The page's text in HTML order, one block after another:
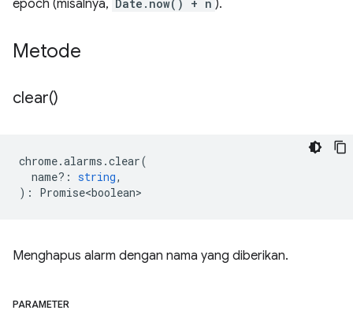
epoch (misalnya, Date.now() + n ).
Metode
clear()
chrome.alarms .clear(
name? : string,
) : Promise<boolean>
Menghapus alarm dengan nama yang diberikan.
PARAMETER